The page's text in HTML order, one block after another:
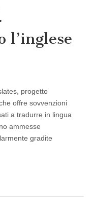
l’inglese
progetto
offre sovvenzioni
a tradurre in lingua
ammesse
gradite